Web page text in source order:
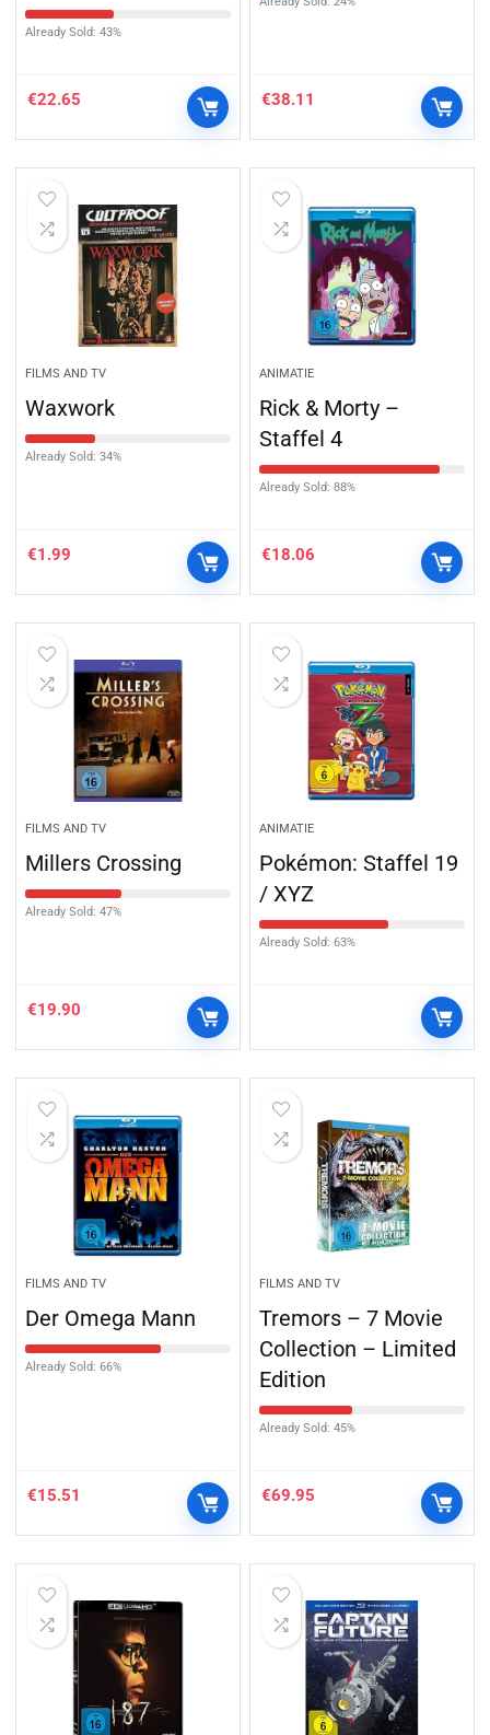
Already Sold: 43%
€22.65 €38.11
FILMS AND TV
Waxwork
Already Sold: 34%
€1.99
ANIMATIE
Rick & Morty –
Staffel 4
Already Sold: 88%
€18.06
FILMS AND TV
Millers Crossing
Already Sold: 47%
€19.90
ANIMATIE
Pokémon: Staffel 19
/ XYZ
Already Sold: 63%
FILMS AND TV
Der Omega Mann
Already Sold: 66%
€15.51
FILMS AND TV
Tremors – 7 Movie
Collection – Limited
Edition
Already Sold: 45%
€69.95